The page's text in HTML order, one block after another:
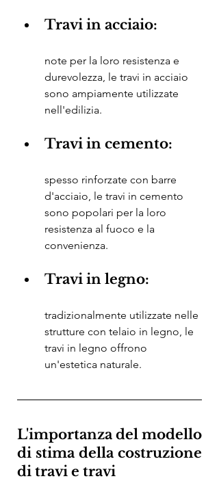
Travi in ​​acciaio:
note per la loro resistenza e
durevolezza, le travi in ​​acciaio
sono ampiamente utilizzate
nell'edilizia.
Travi in ​​cemento:
spesso rinforzate con barre
d'acciaio, le travi in ​​cemento
sono popolari per la loro
resistenza al fuoco e la
convenienza.
Travi in ​​legno:
tradizionalmente utilizzate nelle
strutture con telaio in legno, le
travi in ​​legno offrono
un'estetica naturale.
L'importanza del modello
di stima della costruzione
di travi e travi